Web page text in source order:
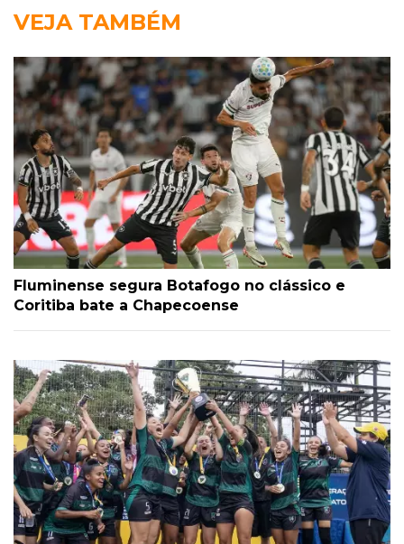
VEJA TAMBÉM
Fluminense segura Botafogo no clássico e
Coritiba bate a Chapecoense